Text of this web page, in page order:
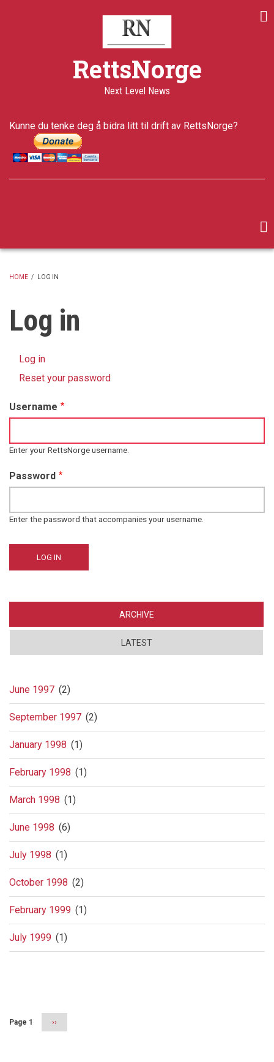
RettsNorge
Next Level News
Kunne du tenke deg å bidra litt til drift av RettsNorge?
HOME / LOG IN
Log in
Primary
Log in
tab)
Reset your password
Username
Enter your RettsNorge username.
Password
Enter the password that accompanies your username.
ARCHIVE
LATEST
June 1997 (2)
September 1997 (2)
January 1998 (1)
February 1998 (1)
March 1998 (1)
June 1998 (6)
July 1998 (1)
October 1998 (2)
February 1999 (1)
July 1999 (1)
Page 1
Next
››